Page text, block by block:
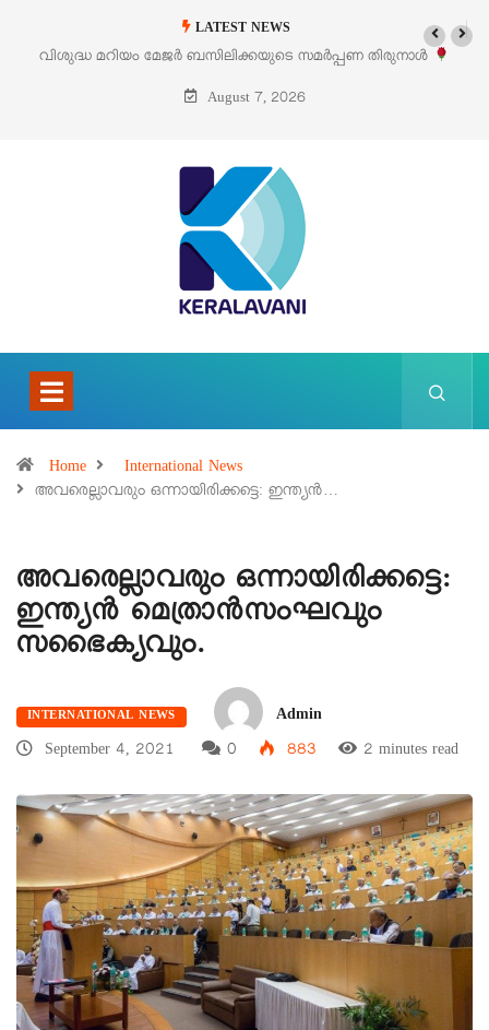
LATEST NEWS
തിരുനാൾ
‘പെറ്റൽസ്’ ലൈഫ് സ്റ്റൈൽ എക്സിബിഷനും സെയിലും
പെരുമാനൂരിൽ
August 7, 2026
Home
International News
അവരെല്ലാവരും ഒന്നായിരിക്കട്ടെ: ഇന്ത്യൻ…
അവരെല്ലാവരും ഒന്നായിരിക്കട്ടെ:
ഇന്ത്യൻ മെത്രാൻസംഘവും
സഭൈക്യവും.
INTERNATIONAL NEWS
Admin
September 4, 2021
0 883 2 minutes read